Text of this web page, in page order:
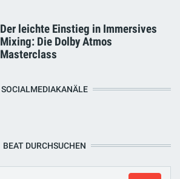
Der leichte Einstieg in Immersives
Mixing: Die Dolby Atmos
Masterclass
SOCIALMEDIAKANÄLE
BEAT DURCHSUCHEN